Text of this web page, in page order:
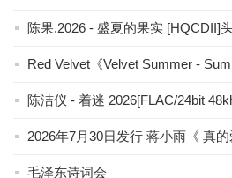
陈果.2026 - 盛夏的果实 [HQCDII]头版限量版 [低
Red Velvet《Velvet Summer - Summer Mini
陈洁仪 - 着迷 2026[FLAC/24bit
2026年7月30日发行 蒋小雨《 真的爱你》
毛泽东诗词会